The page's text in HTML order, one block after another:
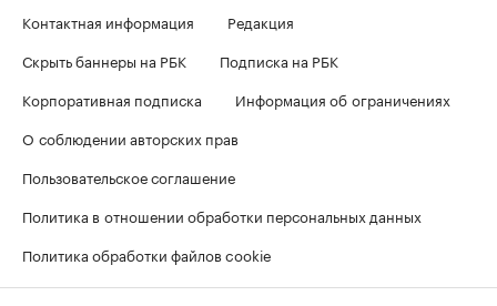
Контактная информация
Редакция
Скрыть баннеры на РБК
Подписка на РБК
Корпоративная подписка
Информация об ограничениях
О соблюдении авторских прав
Пользовательское соглашение
Политика в отношении обработки персональных данных
Политика обработки файлов cookie